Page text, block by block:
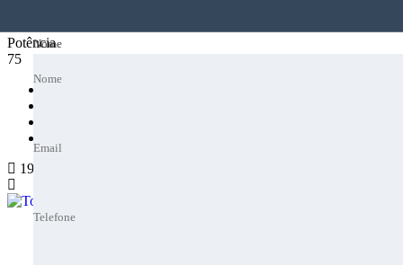
Potência
75
19
Nome
Email
Telefone
Nome
Nome
Nome
Email
Telefone